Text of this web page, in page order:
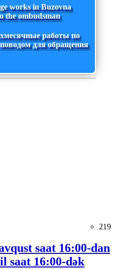
works in Buzovna
the ombudsman
работы по
для обращения
219
saat 16:00-dan
saat 16:00-dək